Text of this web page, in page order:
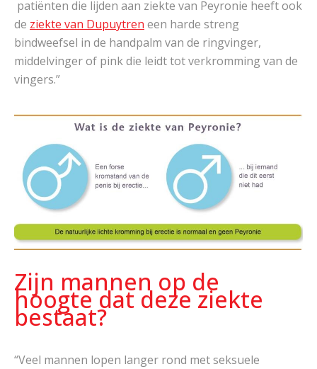
patiënten die lijden aan ziekte van Peyronie heeft ook
de ziekte van Dupuytren een harde streng
bindweefsel in de handpalm van de ringvinger,
middelvinger of pink die leidt tot verkromming van de
vingers.”
Zijn mannen op de
hoogte dat deze ziekte
bestaat?
“Veel mannen lopen langer rond met seksuele